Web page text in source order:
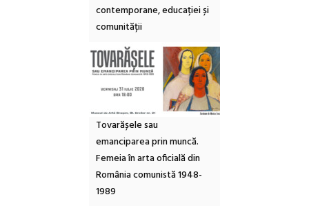
contemporane, educației și
comunității
Tovarășele sau
emanciparea prin muncă.
Femeia în arta oficială din
România comunistă 1948-
1989